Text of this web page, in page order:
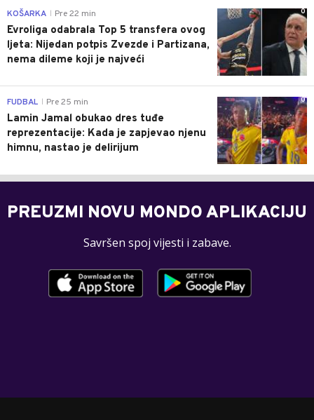
0
KOŠARKA Pre 22 min
Evroliga odabrala Top 5 transfera ovog
ljeta: Nijedan potpis Zvezde i Partizana,
nema dileme koji je najveći
0
FUDBAL Pre 25 min
Lamin Jamal obukao dres tuđe
reprezentacije: Kada je zapjevao njenu
himnu, nastao je delirijum
PREUZMI NOVU MONDO APLIKACIJU
Savršen spoj vijesti i zabave.